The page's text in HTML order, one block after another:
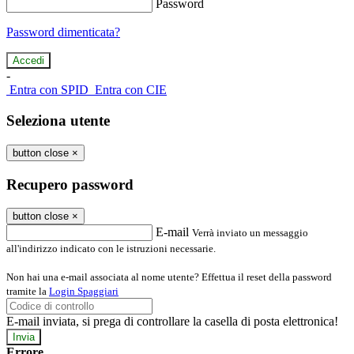
Password
Password dimenticata?
-
Entra con SPID Entra con CIE
Seleziona utente
button close ×
Recupero password
button close ×
E-mail Verrà inviato un messaggio
all'indirizzo indicato con le istruzioni necessarie.
Non hai una e-mail associata al nome utente? Effettua il reset della password
tramite la Login Spaggiari
E-mail inviata, si prega di controllare la casella di posta elettronica!